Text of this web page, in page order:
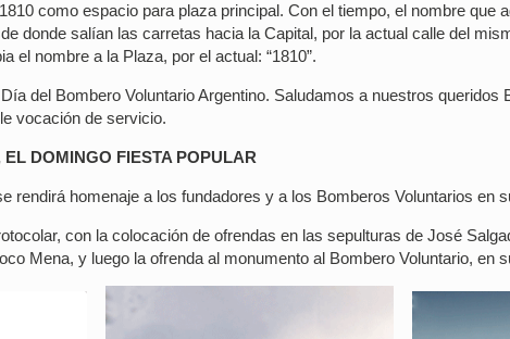
como espacio para plaza principal. Con el tiempo, el nombre que
donde salían las carretas hacia la Capital, por la actual calle del
el nombre a la Plaza, por el actual: “1810”.
del Bombero Voluntario Argentino. Saludamos a nuestros queridos
vocación de servicio.
DOMINGO FIESTA POPULAR
rendirá homenaje a los fundadores y a los Bomberos Voluntarios en
con la colocación de ofrendas en las sepulturas de José
Mena, y luego la ofrenda al monumento al Bombero Voluntario, en